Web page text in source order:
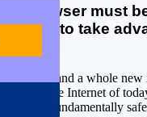
browser must
(IE7) to take
and a whole
The Internet of
web fundamentally